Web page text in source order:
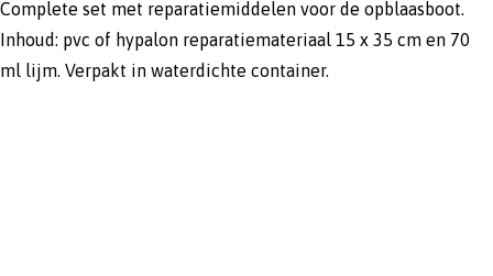
Complete set met reparatiemiddelen voor de opblaasboot.
Inhoud: pvc of hypalon reparatiemateriaal 15 x 35 cm en 70
ml lijm. Verpakt in waterdichte container.